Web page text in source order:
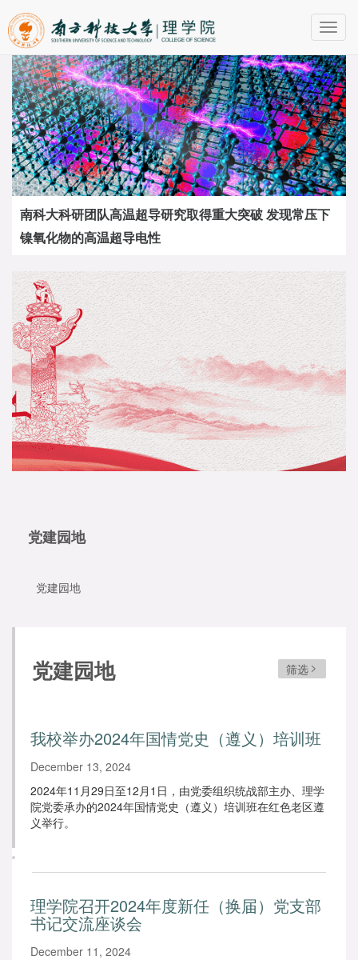
南科大科研团队高温超导研究取得重大突破 发现常压下
镍氧化物的高温超导电性
党建园地
党建园地
党建园地 筛选
我校举办2024年国情党史（遵义）培训班
December 13, 2024
2024年11月29日至12月1日，由党委组织统战部主办、理学
院党委承办的2024年国情党史（遵义）培训班在红色老区遵
义举行。
理学院召开2024年度新任（换届）党支部
书记交流座谈会
December 11, 2024